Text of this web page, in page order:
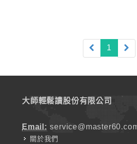
1
大師輕鬆讀股份有限公司
Email:
關於我們